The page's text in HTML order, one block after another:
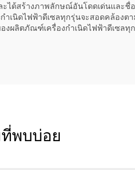
ได้สร้างภาพลักษณ์อันโดดเด่นและ
เนิดไฟฟ้าดีเซลทุกรุ่นจะสอดคล้อง
ผลิตภัณฑ์เครื่องกำเนิดไฟฟ้าดีเซล
พบบ่อย